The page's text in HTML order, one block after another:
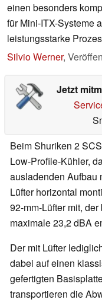
einen besonders
für Mini-ITX-Systeme
leistungsstarke
Silvio Werner,
Jetzt
Beim Shuriken 2
Low-Profile-Kühler,
ausladenden Aufbau
Lüfter horizontal
92-mm-Lüfter mit,
maximale 23,2 dBA
Der mit Lüfter
dabei auf einen
gefertigten
transportieren die